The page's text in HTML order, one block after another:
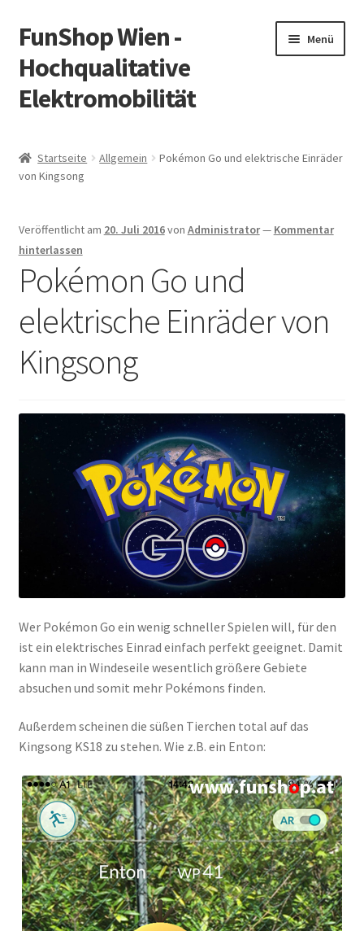
Zur
Navigation
springen
Zum
Inhalt
springen
FunShop Wien -
Hochqualitative
Elektromobilität
Menü
öffnen
Informationen zur Rechtslage in Österreich
öffnen
Über FunShop
Impressum
Zum Onlineshop in der Web Version
Startseite Allgemein
Pokémon Go und elektrische Einräder
von Kingsong
Veröffentlicht am 20. Juli 2016von Administrator— Kommentar
hinterlassen
Pokémon Go und
elektrische Einräder von
Kingsong
Wer Pokémon Go ein wenig schneller Spielen will, für den
ist ein elektrisches Einrad einfach perfekt geeignet. Damit
kann man in Windeseile wesentlich größere Gebiete
absuchen und somit mehr Pokémons finden.
Außerdem scheinen die süßen Tierchen total auf das
Kingsong KS18 zu stehen. Wie z.B. ein Enton: